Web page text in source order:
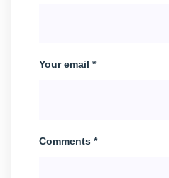
Your email *
Comments *